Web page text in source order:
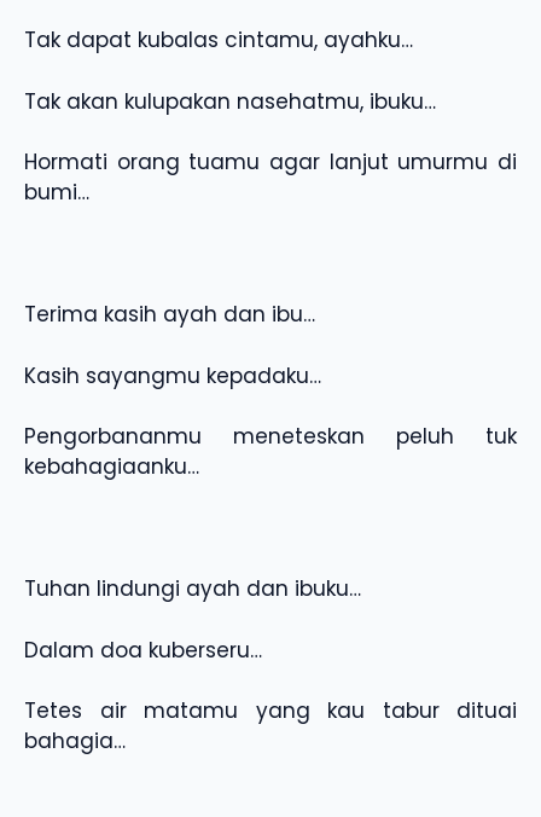
Tak dapat kubalas cintamu, ayahku…
Tak akan kulupakan nasehatmu, ibuku…
Hormati orang tuamu agar lanjut umurmu di
bumi…
Terima kasih ayah dan ibu…
Kasih sayangmu kepadaku…
Pengorbananmu meneteskan peluh tuk
kebahagiaanku…
Tuhan lindungi ayah dan ibuku…
Dalam doa kuberseru…
Tetes air matamu yang kau tabur dituai
bahagia…